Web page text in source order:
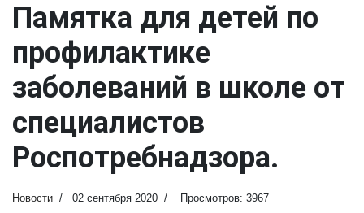
Памятка для детей по
профилактике
заболеваний в школе от
специалистов
Роспотребнадзора.
Новости 02 сентября 2020 Просмотров: 3967